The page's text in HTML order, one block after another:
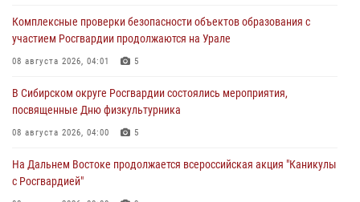
Комплексные проверки безопасности объектов образования с
участием Росгвардии продолжаются на Урале
08 августа 2026, 04:01 5
В Сибирском округе Росгвардии состоялись мероприятия,
посвященные Дню физкультурника
08 августа 2026, 04:00 5
На Дальнем Востоке продолжается всероссийская акция "Каникулы
с Росгвардией"